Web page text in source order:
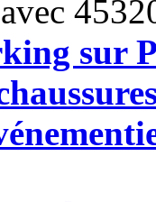
avec
sur